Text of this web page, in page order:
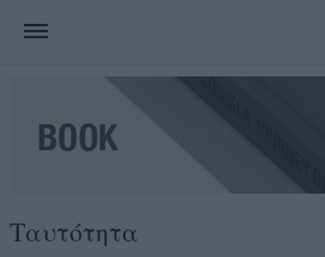
Ταυτότητα